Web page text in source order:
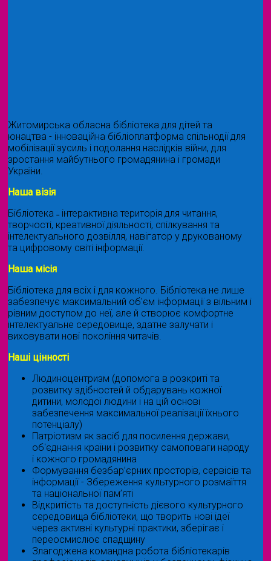
Житомирська обласна бібліотека для дітей та
юнацтва - інноваційна бібліоплатформа спільнодії для
мобілізації зусиль і подолання наслідків війни, для
зростання майбутнього громадянина і громади
України.
Наша візія
Бібліотека ˗ інтерактивна територія для читання,
творчості, креативної діяльності, спілкування та
інтелектуального дозвілля, навігатор у друкованому
та цифровому світі інформації.
Наша місія
Бібліотека для всіх і для кожного. Бібліотека не лише
забезпечує максимальний об'єм інформації з вільним і
рівним доступом до неї, але й створює комфортне
інтелектуальне середовище, здатне залучати і
виховувати нові покоління читачів.
Наші цінності
Людиноцентризм (допомога в розкриті та
розвитку здібностей й обдарувань кожної
дитини, молодої людини і на цій основі
забезпечення максимальної реалізації їхнього
потенціалу)
Патріотизм як засіб для посилення держави,
об'єднання країни і розвитку самоповаги народу
і кожного громадянина
Формування безбар’єрних просторів, сервісів та
інформації - Збереження культурного розмаїття
та національної пам’яті
Відкритість та доступність дієвого культурного
середовища бібліотеки, що творить нові ідеї
через активні культурні практики, зберігає і
переосмислює спадщину
Злагоджена командна робота бібліотекарів